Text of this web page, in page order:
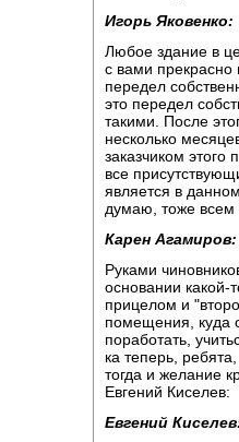
Игорь Яковенко:
Любое здание в
с вами
передел
это передел
такими. После
несколько
заказчиком
все
является в
думаю, тоже всем
Карен Агамиров:
Руками
основании
прицелом и
помещения, куда
поработать,
ка теперь,
тогда и желание
Евгений Киселев:
Евгений